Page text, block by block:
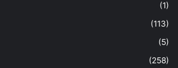
(1)
(113)
(5)
(258)